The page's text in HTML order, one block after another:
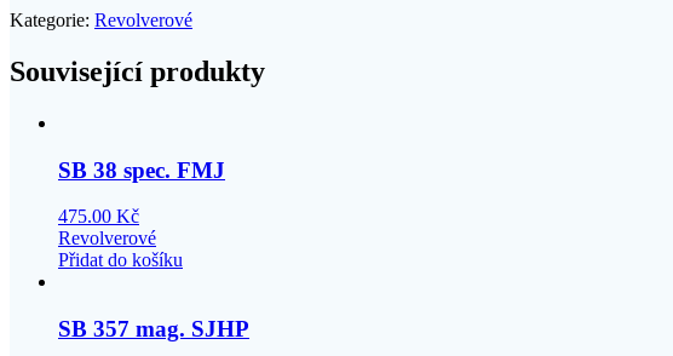
Kategorie: Revolverové
Související produkty
SB 38 spec. FMJ
475.00 Kč
Revolverové
Přidat do košíku
SB 357 mag. SJHP